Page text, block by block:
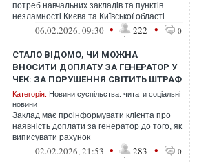
потреб навчальних закладів та пунктів
незламності Києва та Київської області
06.02.2026, 09:30 • 222 • 0
СТАЛО ВІДОМО, ЧИ МОЖНА
ВНОСИТИ ДОПЛАТУ ЗА ГЕНЕРАТОР У
ЧЕК: ЗА ПОРУШЕННЯ СВІТИТЬ ШТРАФ
Категорія: Новини суспільства: читати соціальні
новини
Заклад має проінформувати клієнта про
наявність доплати за генератор до того, як
виписувати рахунок
02.02.2026, 21:53 • 283 • 0